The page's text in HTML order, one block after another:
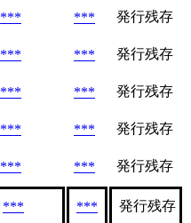
*** ***
発行残存
*** ***
発行残存
*** ***
発行残存
*** ***
発行残存
*** *** 発行残存
*** *** 発行残存